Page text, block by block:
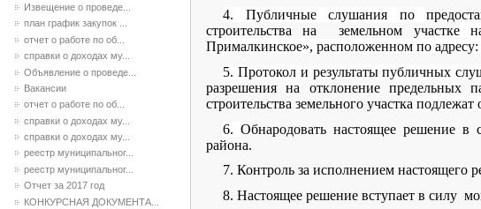
Извещение о проведе...
план график закупок ...
отчет о работе по об...
справки о доходах му...
Объявление о проведе...
Вакансии
отчет о работе по об...
справки о доходах му...
справки о доходах му...
реестр муниципальног...
реестр муниципальног...
Отчет за 2017 год
КОНКУРСНАЯ ДОКУМЕНТА...
4. Публичные слушания по
строительства на земельном участке
Прималкинское», расположенном по адресу:
5. Протокол и результаты публичных
разрешения на отклонение предельных
строительства земельного участка подлежат
6. Обнародовать настоящее решение в
района.
7. Контроль за исполнением настоящего
8. Настоящее решение вступает в силу